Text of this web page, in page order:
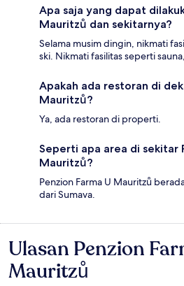
Apa saja yang dapat
Mauritzů dan sekitarnya?
Selama musim dingin, nikmati
ski. Nikmati fasilitas seperti
Apakah ada restoran di
Mauritzů?
Ya, ada restoran di properti.
Seperti apa area di sekitar
Mauritzů?
Penzion Farma U Mauritzů
dari Sumava.
Ulasan
Ulasan Penzion
Mauritzů